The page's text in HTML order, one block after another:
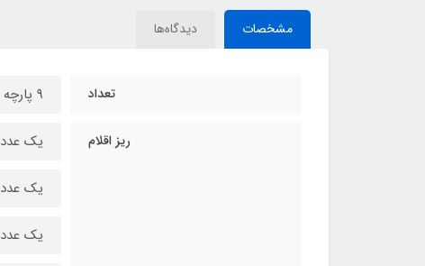
مشخصات دیدگاه‌ها
تعداد 9 پارچه
ریز اقلام یک عدد
یک عدد
یک عدد تابه 28 دو